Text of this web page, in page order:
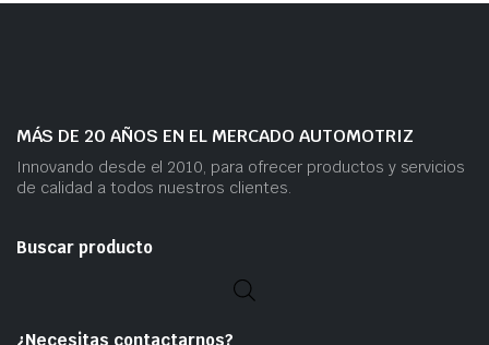
MÁS DE 20 AÑOS EN EL MERCADO AUTOMOTRIZ
Innovando desde el 2010, para ofrecer productos y servicios
de calidad a todos nuestros clientes.
Buscar producto
¿Necesitas contactarnos?